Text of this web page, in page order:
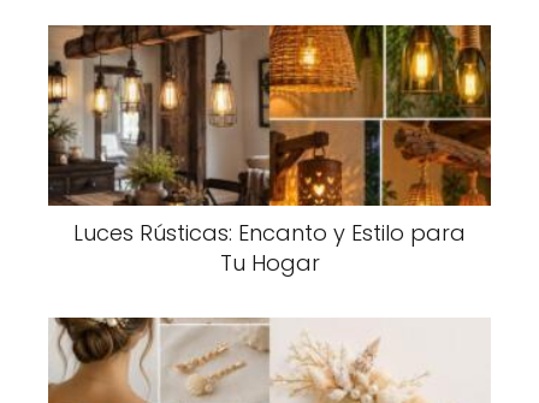
Luces Rústicas: Encanto y Estilo para
Tu Hogar